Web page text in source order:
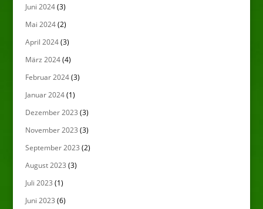
Juni 2024(3)
Mai 2024(2)
April 2024(3)
März 2024(4)
Februar 2024(3)
Januar 2024(1)
Dezember 2023 (3)
November 2023 (3)
September 2023 (2)
August 2023 (3)
Juli 2023 (1)
Juni 2023 (6)